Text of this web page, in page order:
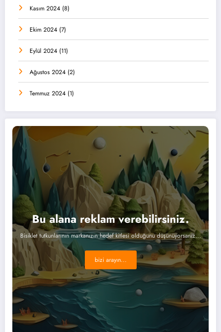
Kasım 2024 (8)
Ekim 2024 (7)
Eylül 2024 (11)
Ağustos 2024 (2)
Temmuz 2024 (1)
Bu alana reklam verebilirsiniz.
Bisiklet tutkunlarının markanızın hedef kitlesi olduğunu düşünüyorsanız...
bizi arayın...